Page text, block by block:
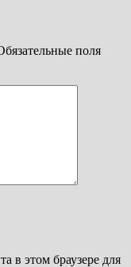
поля
в этом браузере для